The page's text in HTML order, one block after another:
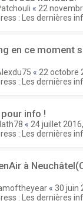
« 22
: Les dernières
en ce moment
« 22 octobre
: Les dernières
info !
« 24 juillet
: Les dernières
à
« 30 juin
: Les dernières